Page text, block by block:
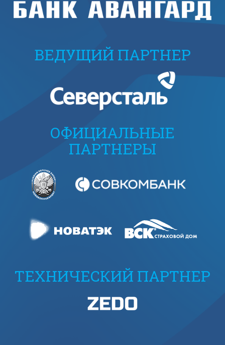
ВЕДУЩИЙ ПАРТНЕР
ОФИЦИАЛЬНЫЕ
ПАРТНЕРЫ
ТЕХНИЧЕСКИЙ ПАРТНЕР